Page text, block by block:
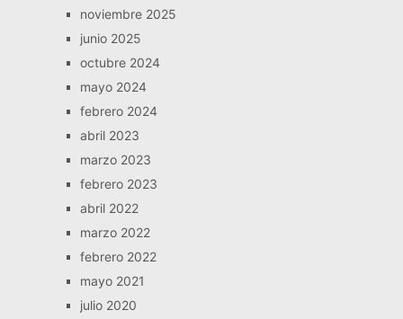
noviembre 2025
junio 2025
octubre 2024
mayo 2024
febrero 2024
abril 2023
marzo 2023
febrero 2023
abril 2022
marzo 2022
febrero 2022
mayo 2021
julio 2020